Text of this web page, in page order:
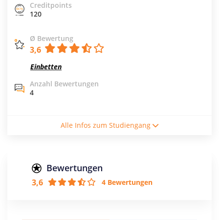
Creditpoints
120
Ø Bewertung
3,6
Einbetten
Anzahl Bewertungen
4
Vollzeitstudium
Creditpoints
Alle Infos zum Studiengang
Bewertungen
3,6 4 Bewertungen